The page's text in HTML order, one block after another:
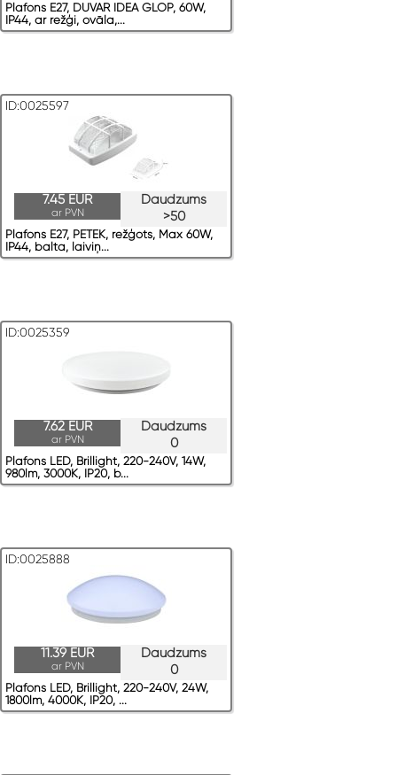
Plafons E27, DUVAR IDEA GLOP, 60W,
IP44, ar režģi, ovāla,...
ID:0025597
Daudzums
>50
7.45 EUR
ar PVN
Plafons E27, PETEK, režģots, Max 60W,
IP44, balta, laiviņ...
ID:0025359
Daudzums
0
7.62 EUR
ar PVN
Plafons LED, Brillight, 220-240V, 14W,
980lm, 3000K, IP20, b...
ID:0025888
Daudzums
0
11.39 EUR
ar PVN
Plafons LED, Brillight, 220-240V, 24W,
1800lm, 4000K, IP20, ...